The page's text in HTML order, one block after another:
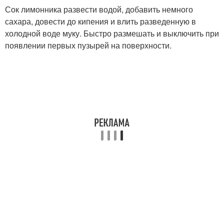
Сок лимонника развести водой, добавить немного
сахара, довести до кипения и влить разведенную в
холодной воде муку. Быстро размешать и выключить при
появлении первых пузырей на поверхности.